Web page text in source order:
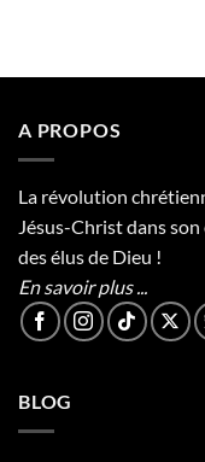
A PROPOS
La révolution
Jésus-Christ dans
des élus de Dieu !
En savoir plus ...
BLOG